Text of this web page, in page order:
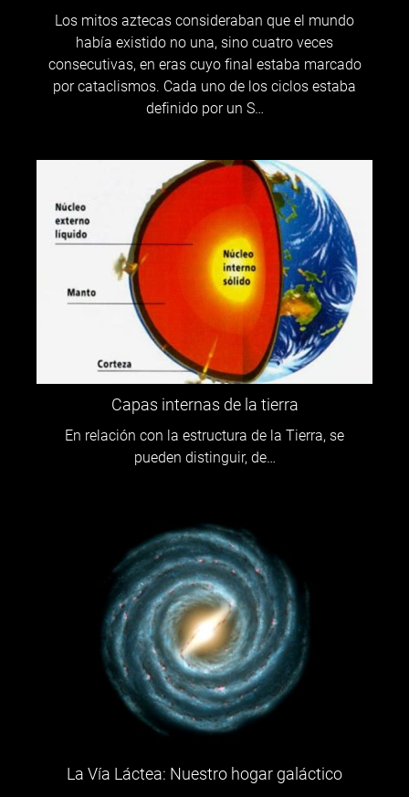
Los mitos aztecas consideraban que el mundo
había existido no una, sino cuatro veces
consecutivas, en eras cuyo final estaba marcado
por cataclismos. Cada uno de los ciclos estaba
definido por un S…
Capas internas de la tierra
En relación con la estructura de la Tierra, se
pueden distinguir, de…
La Vía Láctea: Nuestro hogar galáctico